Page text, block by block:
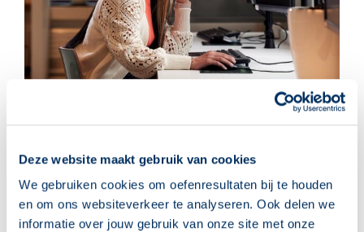
Deze website maakt gebruik van cookies
We gebruiken cookies om oefenresultaten bij te houden
en om ons websiteverkeer te analyseren. Ook delen we
informatie over jouw gebruik van onze site met onze
Gerelateerde berichten